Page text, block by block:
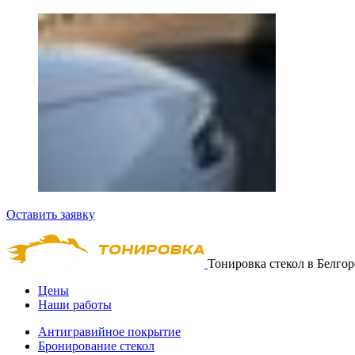
Оставить заявку
Тонировка стекол в
Цены
Наши работы
Антигравийное покрытие
Бронирование стекол